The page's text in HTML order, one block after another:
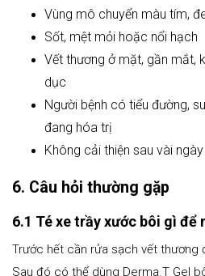
Vùng mô chuyển màu tím,
Sốt, mệt mỏi hoặc nổi hạch
Vết thương ở mặt, gần mắt,
dục
Người bệnh có tiểu đường,
đang hóa trị
Không cải thiện sau vài
6. Câu hỏi thường gặp
6.1 Té xe trầy xước bôi gì để
Trước hết cần rửa sạch vết thương
Sau đó có thể dùng Derma.T Gel